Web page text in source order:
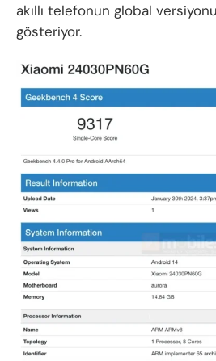
akıllı telefonun global
gösteriyor.